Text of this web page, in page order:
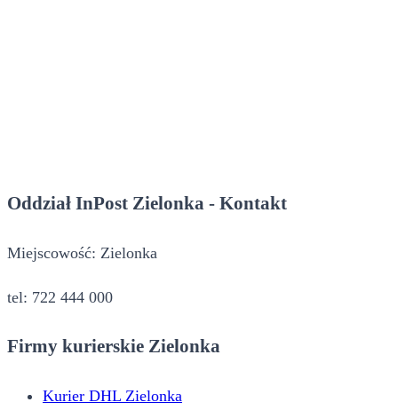
Oddział InPost Zielonka - Kontakt
Miejscowość: Zielonka
tel: 722 444 000
Firmy kurierskie Zielonka
Kurier DHL Zielonka